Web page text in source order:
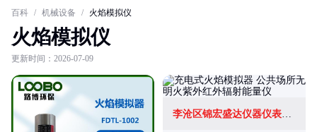
百科 / 机械设备 / 火焰模拟仪
火焰模拟仪
更新时间：2026-07-09
李沧区锦宏盛达仪器仪表商行